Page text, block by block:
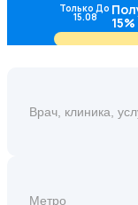
Только До
15.08